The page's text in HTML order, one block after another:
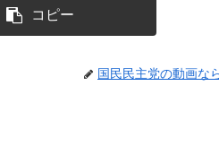
コピー
国民民主党の動画な